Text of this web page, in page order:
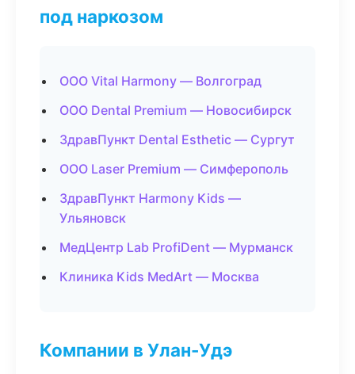
под наркозом
ООО Vital Harmony — Волгоград
ООО Dental Premium — Новосибирск
ЗдравПункт Dental Esthetic — Сургут
ООО Laser Premium — Симферополь
ЗдравПункт Harmony Kids —
Ульяновск
МедЦентр Lab ProfiDent — Мурманск
Клиника Kids MedArt — Москва
Компании в Улан-Удэ